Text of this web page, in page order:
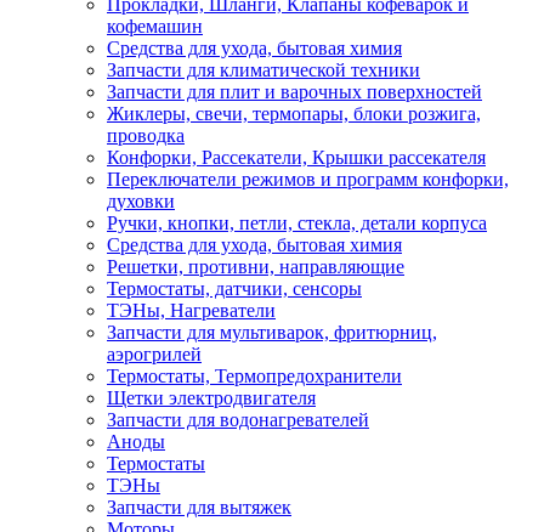
Прокладки, Шланги, Клапаны кофеварок и
кофемашин
Средства для ухода, бытовая химия
Запчасти для климатической техники
Запчасти для плит и варочных поверхностей
Жиклеры, свечи, термопары, блоки розжига,
проводка
Конфорки, Рассекатели, Крышки рассекателя
Переключатели режимов и программ конфорки,
духовки
Ручки, кнопки, петли, стекла, детали корпуса
Средства для ухода, бытовая химия
Решетки, противни, направляющие
Термостаты, датчики, сенсоры
ТЭНы, Нагреватели
Запчасти для мультиварок, фритюрниц,
аэрогрилей
Термостаты, Термопредохранители
Щетки электродвигателя
Запчасти для водонагревателей
Аноды
Термостаты
ТЭНы
Запчасти для вытяжек